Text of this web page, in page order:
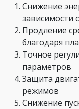
Снижение
зависимости
Продление
благодаря
Точное
параметров
Защита
режимов
Снижение